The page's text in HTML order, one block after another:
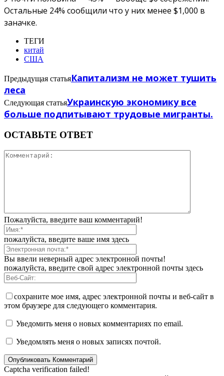
Остальные 24% сообщили что у них менее $1,000 в
заначке.
ТЕГИ
китай
США
Предыдущая статьяКапитализм не может тушить
леса
Следующая статьяУкраинскую экономику все
больше подпитывают трудовые мигранты.
ОСТАВЬТЕ ОТВЕТ
Пожалуйста, введите ваш комментарий!
пожалуйста, введите ваше имя здесь
Вы ввели неверный адрес электронной почты!
пожалуйста, введите свой адрес электронной почты здесь
сохраните мое имя, адрес электронной почты и веб-сайт в
этом браузере для следующего комментария.
Уведомить меня о новых комментариях по email.
Уведомлять меня о новых записях почтой.
Captcha verification failed!